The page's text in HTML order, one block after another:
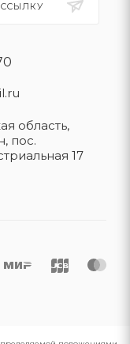
область​,
пос.
17